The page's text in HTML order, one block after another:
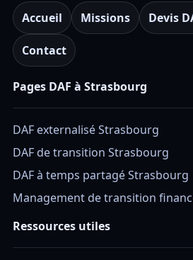
Accueil Missions Devis
Contact
Pages DAF à Strasbourg
DAF externalisé Strasbourg
DAF de transition Strasbourg
DAF à temps partagé Strasbourg
Management de transition
Ressources utiles